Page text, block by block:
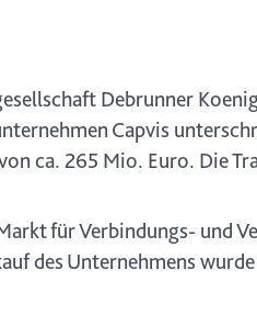
Debrunner
Capvis
ca. 265 Mio. Euro. Die
für Verbindungs- und
des Unternehmens